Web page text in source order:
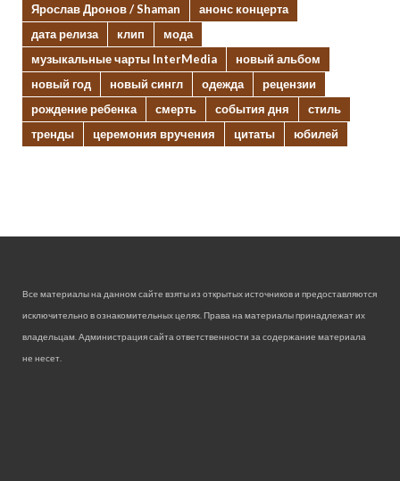
Ярослав Дронов / Shaman
анонс концерта
дата релиза
клип
мода
музыкальные чарты InterMedia
новый альбом
новый год
новый сингл одежда
рецензии
рождение ребенка
смерть события дня
стиль
тренды
церемония вручения цитаты юбилей
Все материалы на данном сайте взяты из открытых источников и предоставляются
исключительно в ознакомительных целях. Права на материалы принадлежат их
владельцам. Администрация сайта ответственности за содержание материала
не несет.